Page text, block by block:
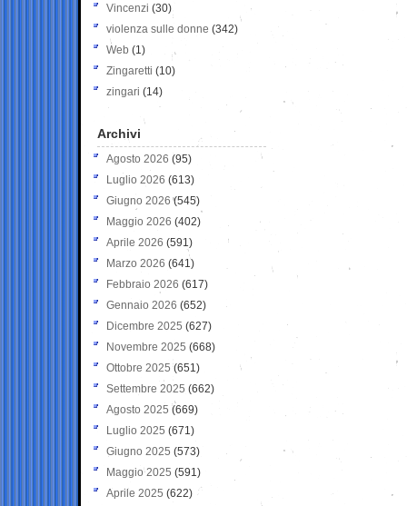
Vincenzi (30)
violenza sulle donne (342)
Web (1)
Zingaretti (10)
zingari (14)
Archivi
Agosto 2026 (95)
Luglio 2026 (613)
Giugno 2026 (545)
Maggio 2026 (402)
Aprile 2026 (591)
Marzo 2026 (641)
Febbraio 2026 (617)
Gennaio 2026 (652)
Dicembre 2025 (627)
Novembre 2025 (668)
Ottobre 2025 (651)
Settembre 2025 (662)
Agosto 2025 (669)
Luglio 2025 (671)
Giugno 2025 (573)
Maggio 2025 (591)
Aprile 2025 (622)